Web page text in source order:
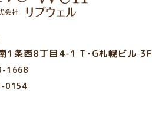
1条西8丁目4-1 T･G札幌ビル 3F
1668
0154